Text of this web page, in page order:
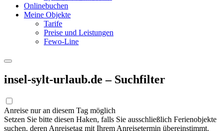
Onlinebuchen
Meine Objekte
Tarife
Preise und Leistungen
Fewo-Line
insel-sylt-urlaub.de – Suchfilter
Anreise nur an diesem Tag möglich
Setzen Sie bitte diesen Haken, falls Sie ausschließlich Ferienobjekte
suchen, deren Anreisetag mit Ihrem Anreisetermin übereinstimmt.